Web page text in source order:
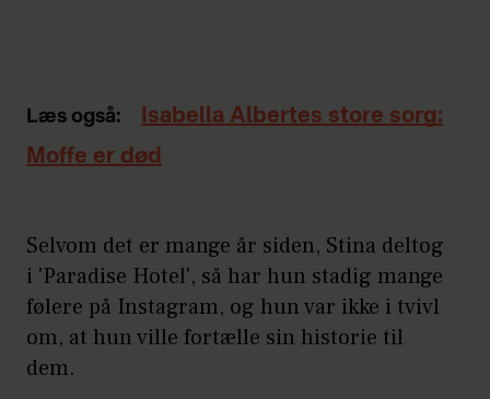
Læs også:
Isabella Albertes store sorg:
Moffe er død
Selvom det er mange år siden, Stina deltog
i 'Paradise Hotel', så har hun stadig mange
følere på Instagram, og hun var ikke i tvivl
om, at hun ville fortælle sin historie til
dem.